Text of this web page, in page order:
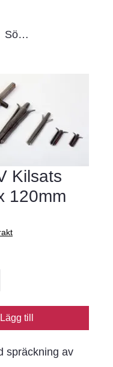
Sök produkter
Kilsats
120mm
Lägg till
spräckning av